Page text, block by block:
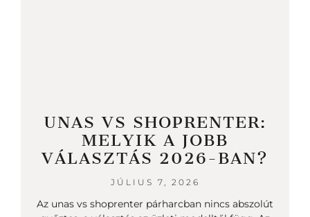
UNAS VS SHOPRENTER:
MELYIK A JOBB
VÁLASZTÁS 2026-BAN?
JÚLIUS 7, 2026
Az unas vs shoprenter párharcban nincs abszolút